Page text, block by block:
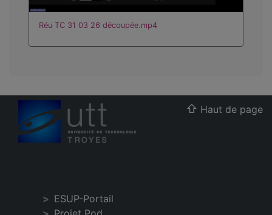
Réu TC 31 03 26 découpée.mp4
Haut de page
ESUP-Portail